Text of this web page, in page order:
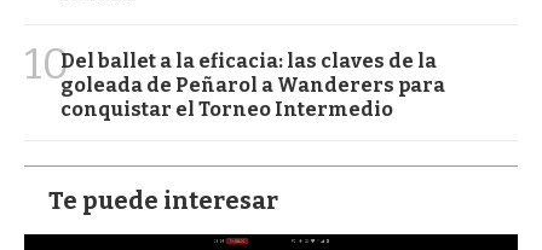
10Del ballet a la eficacia: las claves de la
goleada de Peñarol a Wanderers para
conquistar el Torneo Intermedio
Te puede interesar